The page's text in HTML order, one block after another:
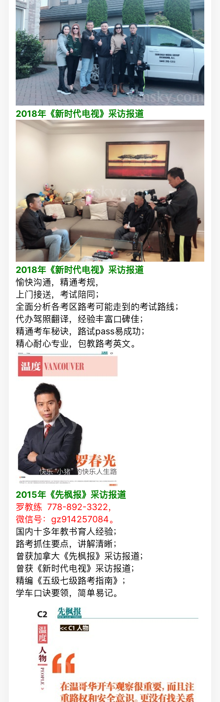
2018年《新时代电视》采访报道
2018年《新时代电视》采访报道
愉快沟通，精通考规，
上门接送，考试陪同；
全面分析各考区路考可能走到的考试路线；
代办驾照翻译，经验丰富口碑佳；
精通考车秘诀，路试pass易成功；
精心耐心专业，包教路考英文。
2015年《先枫报》采访报道
罗教练778-892-3322，
微信号：gz914257084。
国内十多年教书育人经验；
路考抓住要点，讲解清晰；
曾获加拿大《先枫报》采访报道；
曾获《新时代电视》采访报道；
精编《五级七级路考指南》；
学车口诀要领，简单易记。